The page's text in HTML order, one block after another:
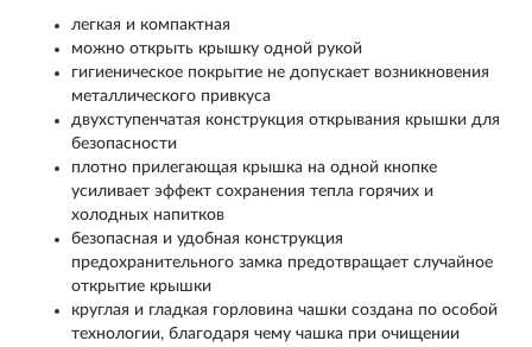
легкая и компактная
можно открыть крышку одной рукой
гигиеническое покрытие не допускает возникновения
металлического привкуса
двухступенчатая конструкция открывания крышки для
безопасности
плотно прилегающая крышка на одной кнопке
усиливает эффект сохранения тепла горячих и
холодных напитков
безопасная и удобная конструкция
предохранительного замка предотвращает случайное
открытие крышки
круглая и гладкая горловина чашки создана по особой
технологии, благодаря чему чашка при очищении